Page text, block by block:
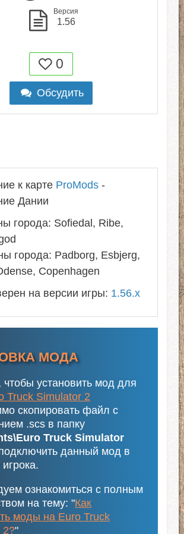
Версия
1.56
0
Обсудить
к карте ProMods-
Дании
города: Sofiedal, Ribe,
города: Padborg, Esbjerg,
Copenhagen
на версии игры: 1.56.x
МОДА
чтобы установить мод для
Truck Simulator 2
скопировать файл с
.scs в папку
Truck Simulator
данный мод в
ознакомиться с полным
на тему: "Как
моды на Euro Truck
2?"